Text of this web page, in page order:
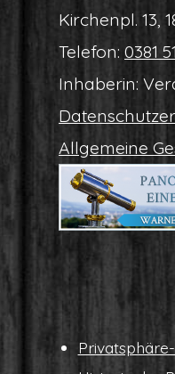
Kir­chen­pl. 13,
Tele­fon: 0381
Inha­be­rin:
All­ge­mei­ne